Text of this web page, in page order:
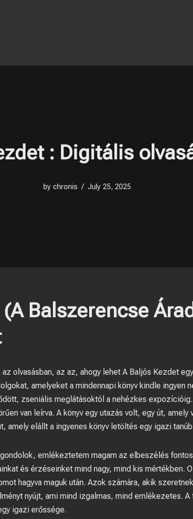
: Digitális
by chronis July 25, 2025
Balszerencse
olvasásban, az az, ahogy lehet A Baljós Kezdet
amelyeket a mindennapi könyv kindle ingyen
zseniális meglátásoktól a nehézkes expozícióig.
van leírva. A könyv egy utazás volt, egy út,
amely elállt a ingyenes könyv letöltés egy igazi
emlékeztetem magam az elbeszélés
és érzéseinket mind nagy, mind kis mértékben.
hagyva maguk után. Azok számára, akik
nyújt, ami mind izgalmas, mind emlékezetes.
igazi erőssége.